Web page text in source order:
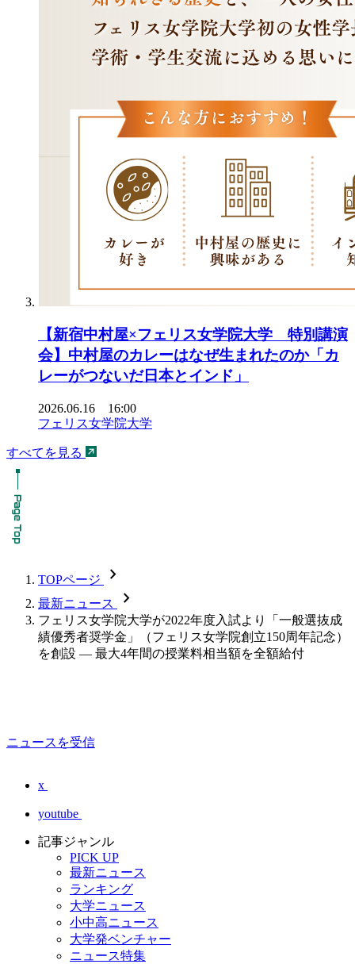
【新宿中村屋×フェリス女学院大学 特別講演
会】中村屋のカレーはなぜ生まれたのか「カ
レーがつないだ日本とインド」
2026.06.16 16:00
フェリス女学院大学
すべてを見る
TOPページ chevron_forward
最新ニュース chevron_forward
フェリス女学院大学が2022年度入試より「一般選抜成
績優秀者奨学金」（フェリス女学院創立150周年記念）
を創設 — 最大4年間の授業料相当額を全額給付
ニュースを受信
x
youtube
記事ジャンル
PICK UP
最新ニュース
ランキング
大学ニュース
小中高ニュース
大学発ベンチャー
ニュース特集